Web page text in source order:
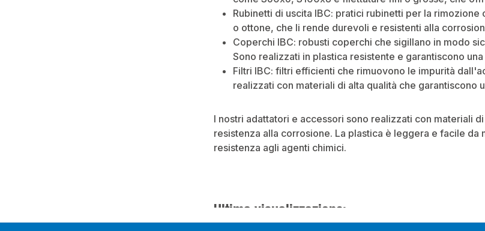
Rubinetti di uscita IBC: pratici rubinetti per la
o ottone, che li rende durevoli e resistenti alla
Coperchi IBC: robusti coperchi che sigillano in modo
Sono realizzati in plastica resistente e garantiscono
Filtri IBC: filtri efficienti che rimuovono le impurità
realizzati con materiali di alta qualità che garantiscono
I nostri adattatori e accessori sono realizzati con materiali
resistenza alla corrosione. La plastica è leggera e facile
resistenza agli agenti chimici.
Ultima visualizzazione: